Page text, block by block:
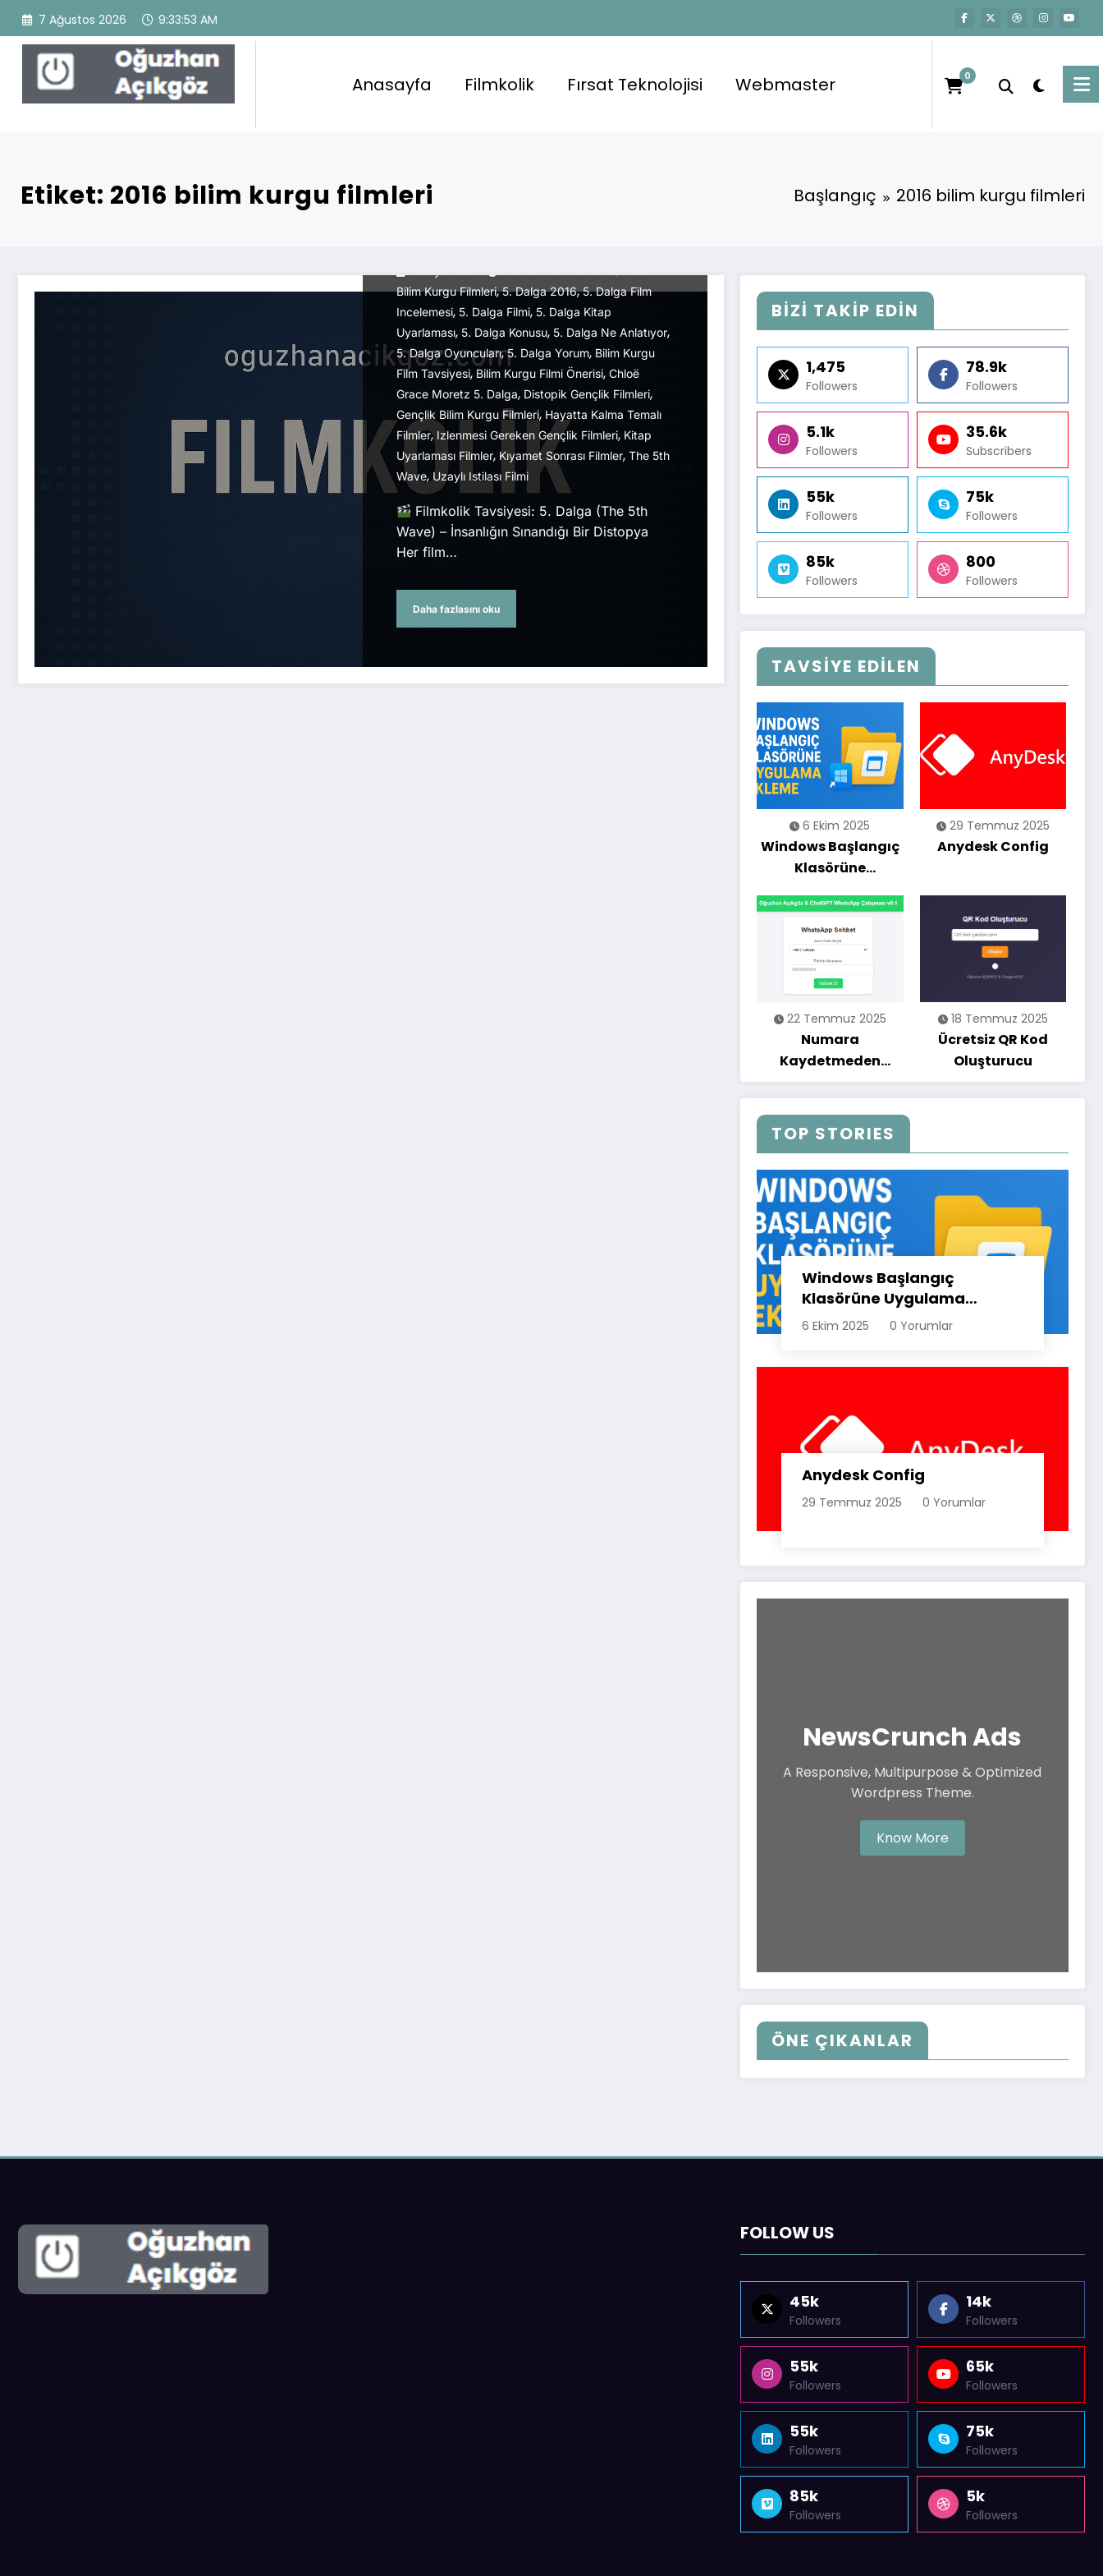
İçeriğe
atla
7 Ağustos 2026 9:33:53 AM
Anasayfa Filmkolik Fırsat Teknolojisi Webmaster 0
Etiket: 2016 bilim kurgu filmleri Başlangıç 2016 bilim kurgu filmleri
Bilim Kurgu Filmleri,5. Dalga 2016,5. Dalga Film
Incelemesi, 5. Dalga Filmi, 5. Dalga Kitap
Uyarlaması, 5. Dalga Konusu, 5. Dalga Ne Anlatıyor,
5. Dalga Oyuncuları,5. Dalga Yorum, Bilim Kurgu
Film Tavsiyesi, Bilim Kurgu Filmi Önerisi, Chloë
Grace Moretz 5. Dalga, Distopik Gençlik Filmleri,
Gençlik Bilim Kurgu Filmleri, Hayatta Kalma Temalı
Filmler, Izlenmesi Gereken Gençlik Filmleri, Kitap
Uyarlaması Filmler, Kıyamet Sonrası Filmler, The 5th
Wave,Uzaylı Istilası Filmi
Filmkolik Tavsiyesi: 5. Dalga (The 5th
Wave) – İnsanlığın Sınandığı Bir Distopya
Her film…
Daha fazlasını oku
BİZİ TAKİP EDİN
1,475
Followers
78.9k
Followers
5.1k
Followers
35.6k
Subscribers
55k
Followers
75k
Followers
85k
Followers
800
Followers
TAVSİYE EDİLEN
6 Ekim 2025
Windows Başlangıç
Klasörüne
(Adım Adım Rehber)
29 Temmuz 2025
Anydesk Config
22 Temmuz 2025
Numara
Kaydetmeden
Whatsapp Mesaj
Atma
18 Temmuz 2025
Ücretsiz QR Kod
Oluşturucu
TOP STORIES
Windows Başlangıç
Klasörüne Uygulama
Ekleme (Adım Adım
6 Ekim 2025 0 Yorumlar
Anydesk Config
29 Temmuz 2025 0 Yorumlar
NewsCrunch Ads
A Responsive, Multipurpose & Optimized
Wordpress Theme.
Know More
ÖNE ÇIKANLAR
FOLLOW US
45k
Followers
14k
Followers
55k
Followers
65k
Followers
55k
Followers
75k
Followers
85k
Followers
5k
Followers